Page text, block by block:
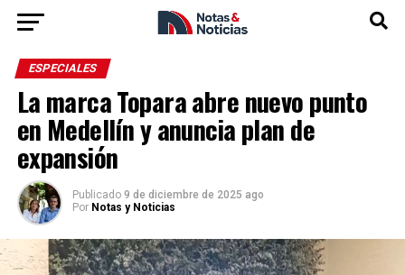
ESPECIALES
La marca Topara abre nuevo punto
en Medellín y anuncia plan de
expansión
Publicado 9 de diciembre de 2025 ago
Por Notas y Noticias